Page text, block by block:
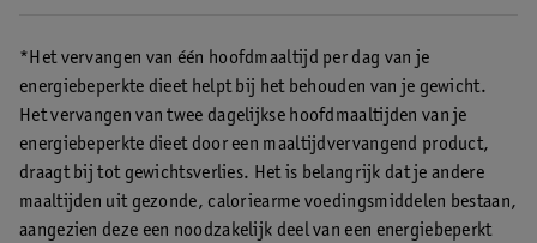
*Het vervangen van één hoofdmaaltijd per dag van je
energiebeperkte dieet helpt bij het behouden van je gewicht.
Het vervangen van twee dagelijkse hoofdmaaltijden van je
energiebeperkte dieet door een maaltijdvervangend product,
draagt bij tot gewichtsverlies. Het is belangrijk dat je andere
maaltijden uit gezonde, caloriearme voedingsmiddelen bestaan,
aangezien deze een noodzakelijk deel van een energiebeperkt